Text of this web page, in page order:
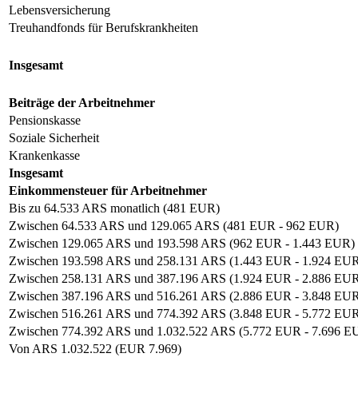
Lebensversicherung
Treuhandfonds für Berufskrankheiten
Insgesamt
Beiträge der Arbeitnehmer
Pensionskasse
Soziale Sicherheit
Krankenkasse
Insgesamt
Einkommensteuer für Arbeitnehmer
Bis zu 64.533 ARS monatlich (481 EUR)
Zwischen 64.533 ARS und 129.065 ARS (481 EUR - 962 EUR)
Zwischen 129.065 ARS und 193.598 ARS (962 EUR - 1.443 EUR)
Zwischen 193.598 ARS und 258.131 ARS (1.443 EUR - 1.924
Zwischen 258.131 ARS und 387.196 ARS (1.924 EUR - 2.886
Zwischen 387.196 ARS und 516.261 ARS (2.886 EUR - 3.848
Zwischen 516.261 ARS und 774.392 ARS (3.848 EUR - 5.772
Zwischen 774.392 ARS und 1.032.522 ARS (5.772 EUR - 7.696
Von ARS 1.032.522 (EUR 7.969)